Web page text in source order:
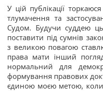
У цій публікації
тлумачення та
Судом. Будучи суддею
поставити під сумнів
з великою повагою
права мати інший
нормальний для
формування правових
єдиною моєю метою, коли